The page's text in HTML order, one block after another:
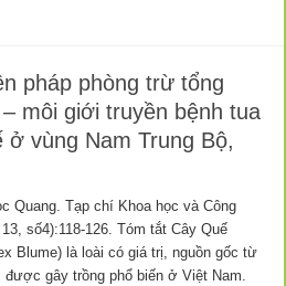
pháp phòng trừ tổng
môi giới truyền bệnh tua
vùng Nam Trung Bộ,
Quang. Tạp chí Khoa học và Công
số4):118-126. Tóm tắt Cây Quế
Blume) là loài có giá trị, nguồn gốc từ
gây trồng phổ biến ở Việt Nam.